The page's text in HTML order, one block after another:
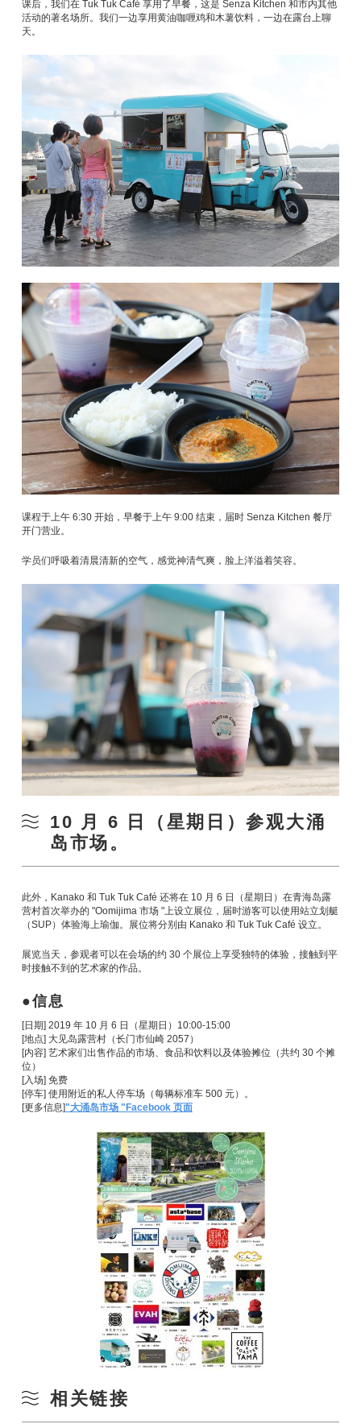
课后，我们在 Tuk Tuk Café 享用了早餐，这是 Senza Kitchen 和市内其他
活动的著名场所。我们一边享用黄油咖喱鸡和木薯饮料，一边在露台上聊
天。
课程于上午 6:30 开始，早餐于上午 9:00 结束，届时 Senza Kitchen 餐厅
开门营业。
学员们呼吸着清晨清新的空气，感觉神清气爽，脸上洋溢着笑容。
10 月 6 日（星期日）参观大涌
岛市场。
此外，Kanako 和 Tuk Tuk Café 还将在 10 月 6 日（星期日）在青海岛露
营村首次举办的 "Oomijima 市场 "上设立展位，届时游客可以使用站立划艇
（SUP）体验海上瑜伽。展位将分别由 Kanako 和 Tuk Tuk Café 设立。
展览当天，参观者可以在会场的约 30 个展位上享受独特的体验，接触到平
时接触不到的艺术家的作品。
信息
[日期] 2019 年 10 月 6 日（星期日）10:00-15:00
[地点] 大见岛露营村（长门市仙崎 2057）
[内容] 艺术家们出售作品的市场、食品和饮料以及体验摊位（共约 30 个摊
位）
[入场] 免费
[停车] 使用附近的私人停车场（每辆标准车 500 元）。
[更多信息]"大涌岛市场 "Facebook 页面
相关链接